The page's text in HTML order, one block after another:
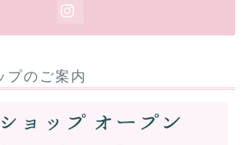
プのご案内